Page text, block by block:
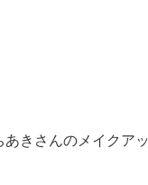
あきさんのメイクア